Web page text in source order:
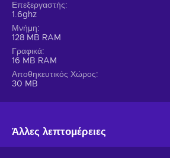
Επεξεργαστής
1.6ghz
Μνήμη
128 MB RAM
Γραφικά
16 MB RAM
Αποθηκευτικός Χώρος
30 MB
Άλλες λεπτομέρειες